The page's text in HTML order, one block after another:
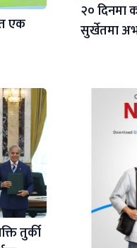
एक
२० दिनमा
सुर्खेतमा
तुर्की